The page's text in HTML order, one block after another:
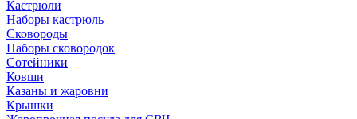
Кастрюли
Наборы кастрюль
Сковороды
Наборы сковородок
Сотейники
Ковши
Казаны и жаровни
Крышки